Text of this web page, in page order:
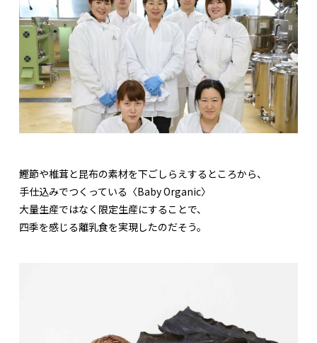
鰹節や椎茸と昆布の素材を下ごしらえするところから、
手仕込みでつくっている〈Baby Organic〉
大量生産ではなく限定生産にすることで、
四季を感じる離乳食を実現したのだそう。